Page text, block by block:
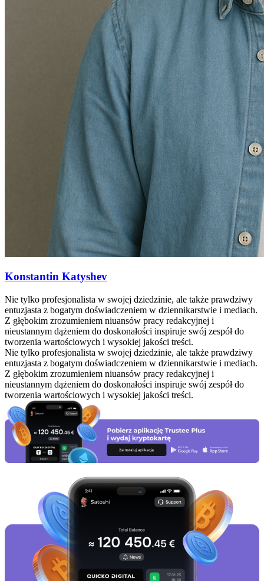
Konstantin Katyshev
Nie tylko profesjonalista w swojej dziedzinie, ale także prawdziwy
entuzjasta z bogatym doświadczeniem w dziennikarstwie i mediach.
Z głębokim zrozumieniem niuansów pracy redakcyjnej i
nieustannym dążeniem do doskonałości inspiruje swój zespół do
tworzenia wartościowych i wysokiej jakości treści.
Nie tylko profesjonalista w swojej dziedzinie, ale także prawdziwy
entuzjasta z bogatym doświadczeniem w dziennikarstwie i mediach.
Z głębokim zrozumieniem niuansów pracy redakcyjnej i
nieustannym dążeniem do doskonałości inspiruje swój zespół do
tworzenia wartościowych i wysokiej jakości treści.